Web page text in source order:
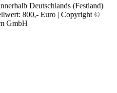
Deutschlands (Festland)
800,- Euro | Copyright ©
GmbH